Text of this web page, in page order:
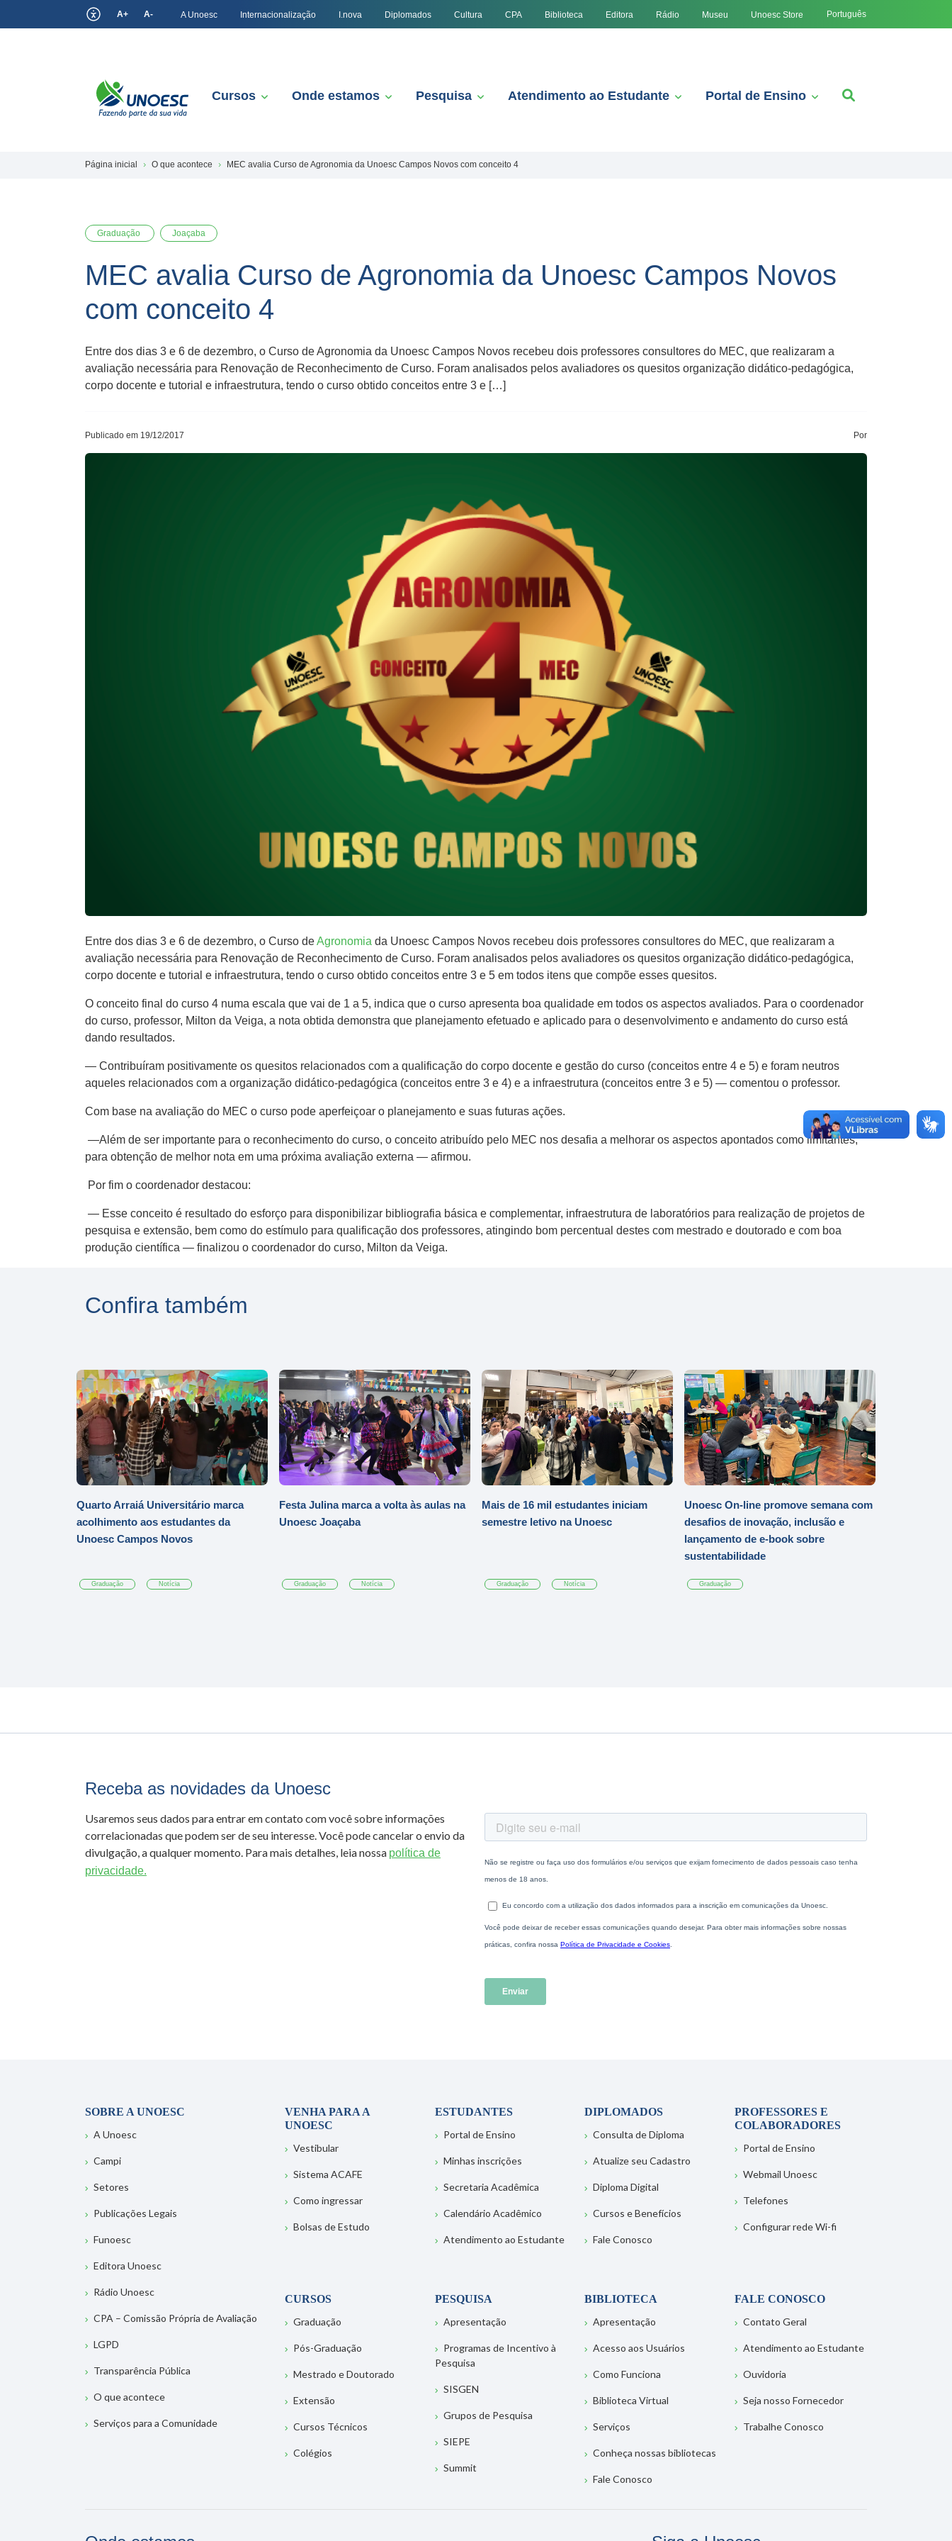
A+ A- A Unoesc Internacionalização I.nova Diplomados Cultura CPA Biblioteca Editora Rádio Museu Unoesc Store Português
Cursos Onde estamos Pesquisa Atendimento ao Estudante Portal de Ensino
Página inicial O que acontece MEC avalia Curso de Agronomia da Unoesc Campos Novos com conceito 4
Graduação Joaçaba
MEC avalia Curso de Agronomia da Unoesc Campos Novos
com conceito 4
Entre dos dias 3 e 6 de dezembro, o Curso de Agronomia da Unoesc Campos Novos recebeu dois professores consultores do MEC, que realizaram a
avaliação necessária para Renovação de Reconhecimento de Curso. Foram analisados pelos avaliadores os quesitos organização didático-pedagógica,
corpo docente e tutorial e infraestrutura, tendo o curso obtido conceitos entre 3 e […]
Publicado em 19/12/2017 Por
Entre dos dias 3 e 6 de dezembro, o Curso deAgronomia da Unoesc Campos Novos recebeu dois professores consultores do MEC, que realizaram a
avaliação necessária para Renovação de Reconhecimento de Curso. Foram analisados pelos avaliadores os quesitos organização didático-pedagógica,
corpo docente e tutorial e infraestrutura, tendo o curso obtido conceitos entre 3 e 5 em todos itens que compõe esses quesitos.
O conceito final do curso 4 numa escala que vai de 1 a 5, indica que o curso apresenta boa qualidade em todos os aspectos avaliados. Para o coordenador
do curso, professor, Milton da Veiga, a nota obtida demonstra que planejamento efetuado e aplicado para o desenvolvimento e andamento do curso está
dando resultados.
— Contribuíram positivamente os quesitos relacionados com a qualificação do corpo docente e gestão do curso (conceitos entre 4 e 5) e foram neutros
aqueles relacionados com a organização didático-pedagógica (conceitos entre 3 e 4) e a infraestrutura (conceitos entre 3 e 5) — comentou o professor.
Com base na avaliação do MEC o curso pode aperfeiçoar o planejamento e suas futuras ações.
—Além de ser importante para o reconhecimento do curso, o conceito atribuído pelo MEC nos desafia a melhorar os aspectos apontados como limitantes,
para obtenção de melhor nota em uma próxima avaliação externa — afirmou.
Por fim o coordenador destacou:
— Esse conceito é resultado do esforço para disponibilizar bibliografia básica e complementar, infraestrutura de laboratórios para realização de projetos de
pesquisa e extensão, bem como do estímulo para qualificação dos professores, atingindo bom percentual destes com mestrado e doutorado e com boa
produção científica — finalizou o coordenador do curso, Milton da Veiga.
Confira também
Quarto Arraiá Universitário marca
acolhimento aos estudantes da
Unoesc Campos Novos
Graduação Notícia
Festa Julina marca a volta às aulas na
Unoesc Joaçaba
Graduação Notícia
Mais de 16 mil estudantes iniciam
semestre letivo na Unoesc
Graduação Notícia
Unoesc On-line promove semana com
desafios de inovação, inclusão e
lançamento de e-book sobre
sustentabilidade
Graduação
Receba as novidades da Unoesc
Usaremos seus dados para entrar em contato com você sobre informações
correlacionadas que podem ser de seu interesse. Você pode cancelar o envio da
divulgação, a qualquer momento. Para mais detalhes, leia nossa política de
privacidade.
SOBRE A UNOESC
A Unoesc
Campi
Setores
Publicações Legais
Funoesc
Editora Unoesc
Rádio Unoesc
CPA – Comissão Própria de Avaliação
LGPD
Transparência Pública
O que acontece
Serviços para a Comunidade
VENHA PARA A
UNOESC
Vestibular
Sistema ACAFE
Como ingressar
Bolsas de Estudo
ESTUDANTES
Portal de Ensino
Minhas inscrições
Secretaria Acadêmica
Calendário Acadêmico
Atendimento ao Estudante
DIPLOMADOS
Consulta de Diploma
Atualize seu Cadastro
Diploma Digital
Cursos e Benefícios
Fale Conosco
PROFESSORES E
COLABORADORES
Portal de Ensino
Webmail Unoesc
Telefones
Configurar rede Wi-fi
CURSOS
Graduação
Pós-Graduação
Mestrado e Doutorado
Extensão
Cursos Técnicos
Colégios
PESQUISA
Apresentação
Programas de Incentivo à
Pesquisa
SISGEN
Grupos de Pesquisa
SIEPE
Summit
BIBLIOTECA
Apresentação
Acesso aos Usuários
Como Funciona
Biblioteca Virtual
Serviços
Conheça nossas bibliotecas
Fale Conosco
FALE CONOSCO
Contato Geral
Atendimento ao Estudante
Ouvidoria
Seja nosso Fornecedor
Trabalhe Conosco